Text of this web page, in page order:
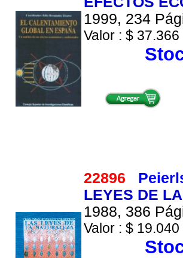
1999, 234
Valor : $
22896
LEYES DE
1988, 386
Valor : $